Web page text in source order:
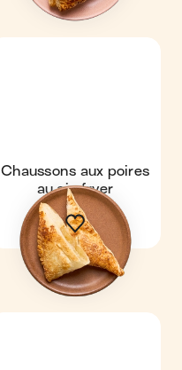
Chaussons aux poires
au air-fryer